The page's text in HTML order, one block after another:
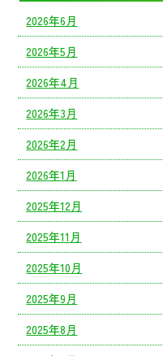
2026年6月
2026年5月
2026年4月
2026年3月
2026年2月
2026年1月
2025年12月
2025年11月
2025年10月
2025年9月
2025年8月